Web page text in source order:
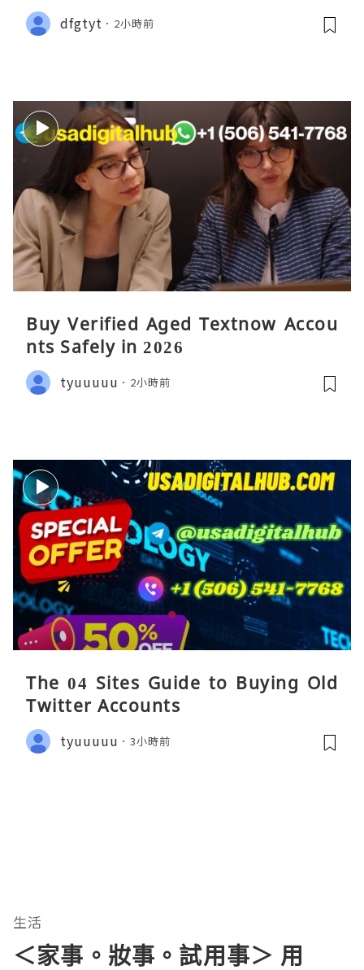
dfgtyt 2小時前
Buy Verified Aged Textnow Accou
nts Safely in 2026
tyuuuuu 2小時前
The 04 Sites Guide to Buying Old
Twitter Accounts
tyuuuuu 3小時前
生活
＜家事。妝事。試用事＞ 用